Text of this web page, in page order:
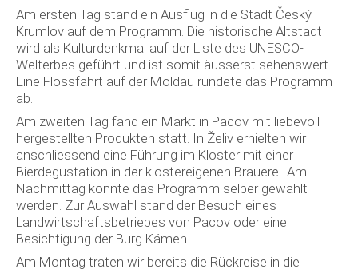
Am ersten Tag stand ein Ausflug in die Stadt Český
Krumlov auf dem Programm. Die historische Altstadt
wird als Kulturdenkmal auf der Liste des UNESCO-
Welterbes geführt und ist somit äusserst sehenswert.
Eine Flossfahrt auf der Moldau rundete das Programm
ab.
Am zweiten Tag fand ein Markt in Pacov mit liebevoll
hergestellten Produkten statt. In Želiv erhielten wir
anschliessend eine Führung im Kloster mit einer
Bierdegustation in der klostereigenen Brauerei. Am
Nachmittag konnte das Programm selber gewählt
werden. Zur Auswahl stand der Besuch eines
Landwirtschaftsbetriebes von Pacov oder eine
Besichtigung der Burg Kámen.
Am Montag traten wir bereits die Rückreise in die